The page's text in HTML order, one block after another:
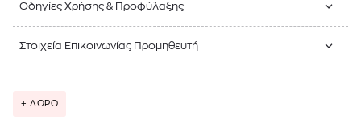
Οδηγίες Χρήσης & Προφύλαξης
Στοιχεία Επικοινωνίας Προμηθευτή
+ ΔΩΡΟ